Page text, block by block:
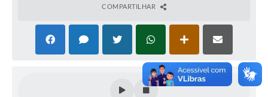
COMPARTILHAR